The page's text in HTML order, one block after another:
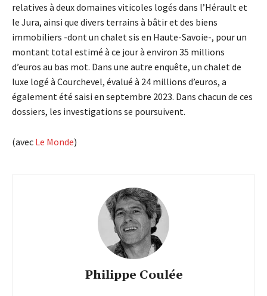
relatives à deux domaines viticoles logés dans l’Hérault et
le Jura, ainsi que divers terrains à bâtir et des biens
immobiliers -dont un chalet sis en Haute-Savoie-, pour un
montant total estimé à ce jour à environ 35 millions
d’euros au bas mot. Dans une autre enquête, un chalet de
luxe logé à Courchevel, évalué à 24 millions d’euros, a
également été saisi en septembre 2023. Dans chacun de ces
dossiers, les investigations se poursuivent.
(avec Le Monde)
Philippe Coulée